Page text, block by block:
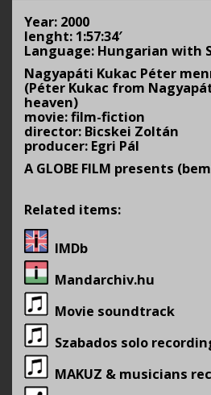
Year: 2000
lenght: 1:57:34′
Language: Hungarian with
Nagyapáti Kukac Péter
(Péter Kukac from
heaven)
movie: film-fiction
director: Bicskei Zoltán
producer: Egri Pál
A GLOBE FILM presents
Related items:
IMDb
Mandarchiv.hu
Movie soundtrack
Szabados solo
MAKUZ & musicians